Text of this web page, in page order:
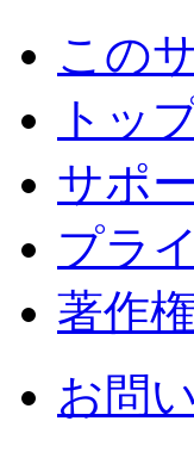
この
トッ
サポ
プラ
著作
お問